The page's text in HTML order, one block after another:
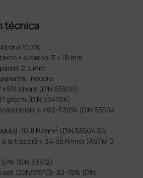
técnica
100%
× externo: 5 × 10 mm
2,5 mm
inodoro
±5% Shore (DIN 53505)
g/ccm (DIN 53479A)
extensión: 490-530% (DIN 53504
10,8 N/mm2 (DIN 53504 S1)
la tracción: 34-35 N/mm (ASTM D
(DIN 53512)
set (22h/175°C): 30-15% (DIN